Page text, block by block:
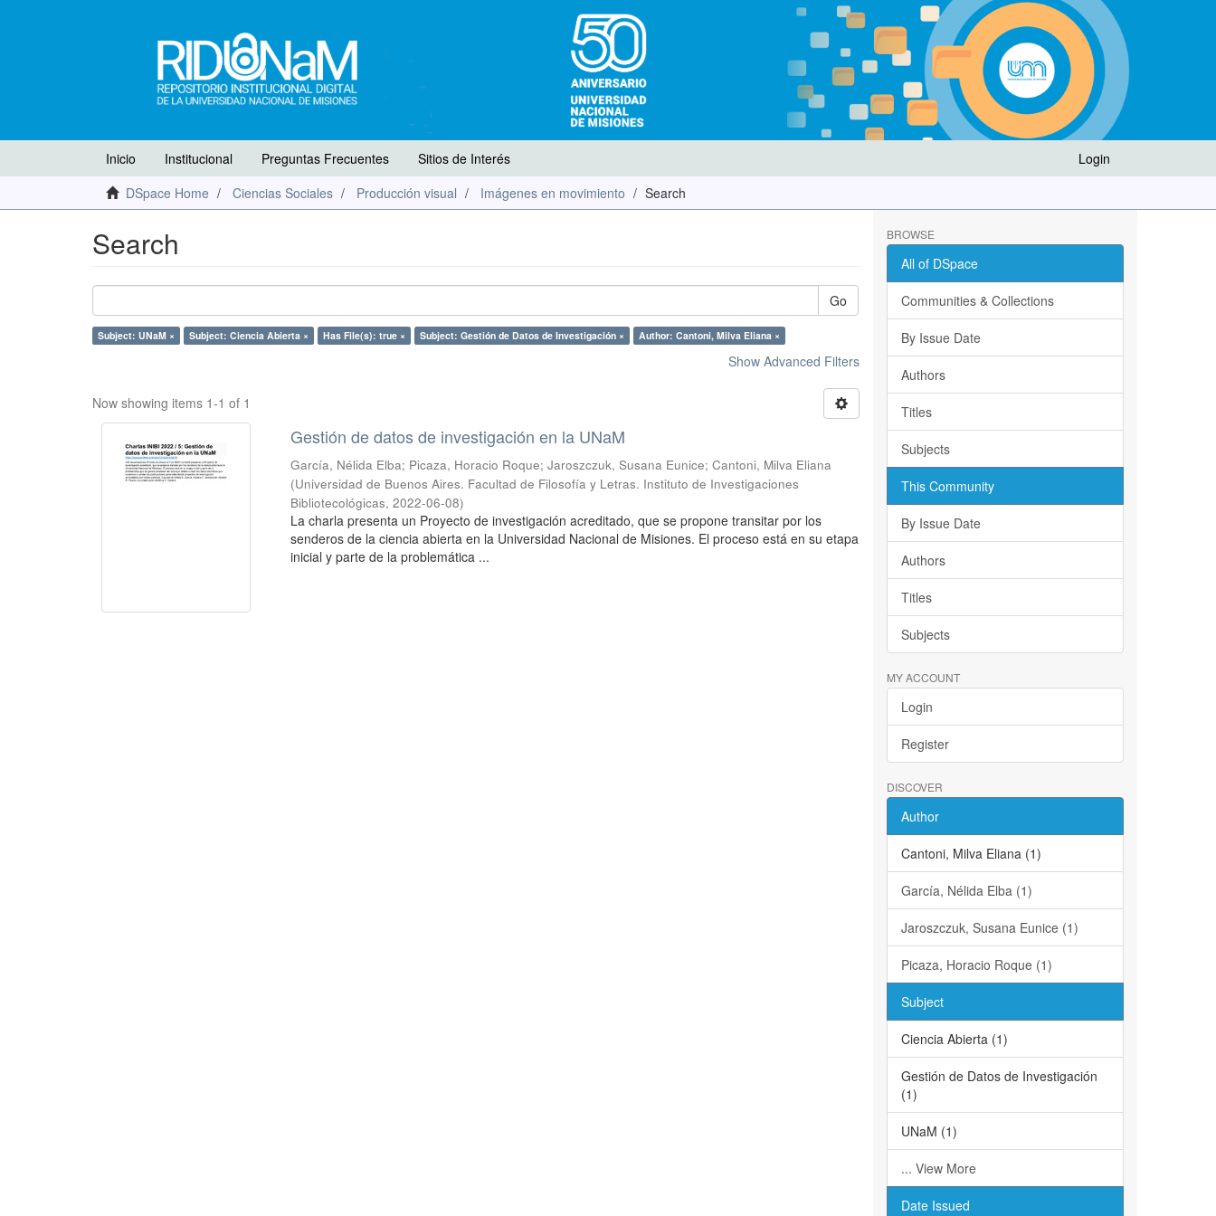
Login
Inicio Institucional Preguntas Frecuentes
Sitios de Interés
DSpace Home
Ciencias Sociales Producción visual Imágenes en movimiento Search
Search
Go
Subject: UNaM × Subject: Ciencia Abierta × Has File(s): true × Subject: Gestión de Datos de Investigación × Author: Cantoni, Milva Eliana ×
Show Advanced Filters
Now showing items 1-1 of 1
Gestión de datos de investigación en la UNaM
García, Nélida Elba; Picaza, Horacio Roque; Jaroszczuk, Susana Eunice; Cantoni, Milva Eliana
(Universidad de Buenos Aires. Facultad de Filosofía y Letras. Instituto de Investigaciones
Bibliotecológicas,2022-06-08)
La charla presenta un Proyecto de investigación acreditado, que se propone transitar por los
senderos de la ciencia abierta en la Universidad Nacional de Misiones. El proceso está en su etapa
inicial y parte de la problemática ...
BROWSE
All of DSpace
Communities & Collections
By Issue Date
Authors
Titles
Subjects
This Community
By Issue Date
Authors
Titles
Subjects
MY ACCOUNT
Login
Register
DISCOVER
Author
Cantoni, Milva Eliana (1)
García, Nélida Elba (1)
Jaroszczuk, Susana Eunice (1)
Picaza, Horacio Roque (1)
Subject
Ciencia Abierta (1)
Gestión de Datos de Investigación
(1)
UNaM (1)
... View More
Date Issued